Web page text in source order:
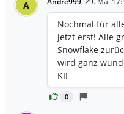
Grantor
Darüber hinaus
direkt
Form von
Analyse von
Snowflake im
Wert
Einblicke
A
0
Nochmal für
jetzt erst! Alle
Snowflake
wird ganz
KI!